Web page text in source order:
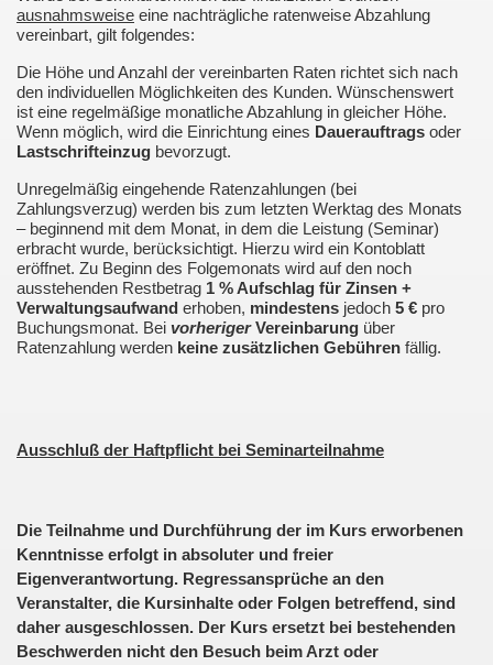
ausnahmsweise eine nachträgliche ratenweise Abzahlung
vereinbart, gilt folgendes:
Die Höhe und Anzahl der vereinbarten Raten richtet sich nach
den individuellen Möglichkeiten des Kunden. Wünschenswert
ist eine regelmäßige monatliche Abzahlung in gleicher Höhe.
Wenn möglich, wird die Einrichtung eines Dauerauftrags oder
Lastschrifteinzug bevorzugt.
Unregelmäßig eingehende Ratenzahlungen (bei
Zahlungsverzug) werden bis zum letzten Werktag des Monats
– beginnend mit dem Monat, in dem die Leistung (Seminar)
erbracht wurde, berücksichtigt. Hierzu wird ein Kontoblatt
eröffnet. Zu Beginn des Folgemonats wird auf den noch
ausstehenden Restbetrag 1 % Aufschlag für Zinsen +
Verwaltungsaufwand erhoben, mindestens jedoch 5 € pro
Buchungsmonat. Bei vorheriger Vereinbarung über
Ratenzahlung werden keine zusätzlichen Gebühren fällig.
Ausschluß der Haftpflicht bei Seminarteilnahme
Die Teilnahme und Durchführung der im Kurs erworbenen
Kenntnisse erfolgt in absoluter und freier
Eigenverantwortung. Regressansprüche an den
Veranstalter, die Kursinhalte oder Folgen betreffend, sind
daher ausgeschlossen. Der Kurs ersetzt bei bestehenden
Beschwerden nicht den Besuch beim Arzt oder